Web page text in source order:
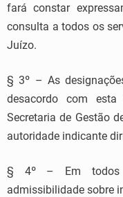
fará constar
consulta a todos os
Juízo.
§ 3º – As
desacordo com esta
Secretaria de Gestão
autoridade indicante
§ 4º – Em todos
admissibilidade sobre